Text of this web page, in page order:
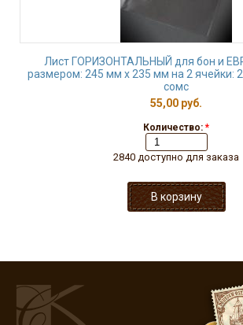
Лист ГОРИЗОНТАЛЬНЫЙ для бон и
размером: 245 мм х 235 мм на 2 ячейки:
сомс
55,00 руб.
Количество: *
2840 доступно для заказа